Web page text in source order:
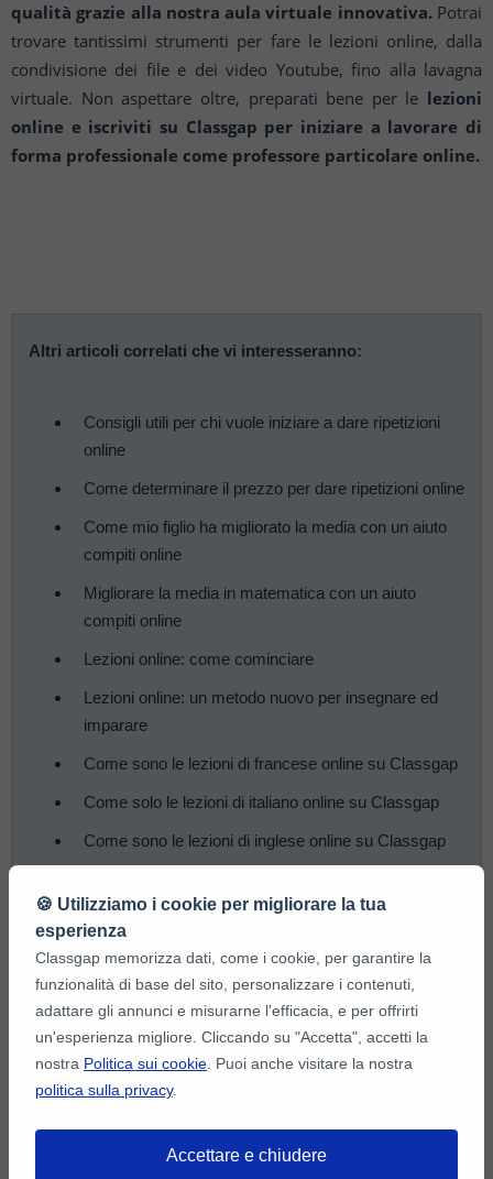
qualità grazie alla nostra aula virtuale innovativa.Potrai
trovare tantissimi strumenti per fare le lezioni online, dalla
condivisione dei file e dei video Youtube, fino alla lavagna
virtuale. Non aspettare oltre, preparati bene per le lezioni
online e iscriviti su Classgap per iniziare a lavorare di
forma professionale come professore particolare online.
Altri articoli correlati che vi interesseranno:
Consigli utili per chi vuole iniziare a dare ripetizioni
online
Come determinare il prezzo per dare ripetizioni online
Come mio figlio ha migliorato la media con un aiuto
compiti online
Migliorare la media in matematica con un aiuto
compiti online
Lezioni online: come cominciare
Lezioni online: un metodo nuovo per insegnare ed
imparare
Come sono le lezioni di francese online su Classgap
Come solo le lezioni di italiano online su Classgap
Come sono le lezioni di inglese online su Classgap
Come sono le lezioni online di tedesco su Classgap
10 consigli per dare una lezione online
Dare una lezione online con successo
Programmi e applicazioni per dare lezioni online
Di cosa ho bisogno per dare una lezione online?
🍪 Utilizziamo i cookie per migliorare la tua
esperienza
Classgap memorizza dati, come i cookie, per garantire la
funzionalità di base del sito, personalizzare i contenuti,
adattare gli annunci e misurarne l'efficacia, e per offrirti
un'esperienza migliore. Cliccando su "Accetta", accetti la
nostra Politica sui cookie . Puoi anche visitare la nostra
politica sulla privacy.
Accettare e chiudere